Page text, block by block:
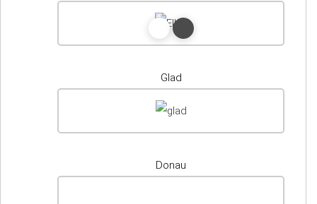
Glad
Donau